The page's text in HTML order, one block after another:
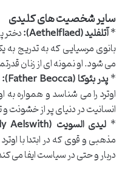
سایر شخصیت های کلیدی
*آتلفلید (Aethelflaed): دختر
بانوی مرسیایی که به تدریج
می شود. او نمونه ای از زنان
*پدر بئوکا (Father Beocca):
اوترد را می شناسد و همواره
انسانیت در دنیای پر از
*لیدی السویت (Lady Aelswith):
مذهبی و قوی که در ابتدا با
دربار و حتی در سیاست ایفا می